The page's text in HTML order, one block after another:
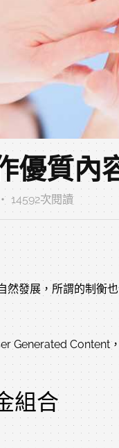
優質內
14592次閱讀
然發展，所謂的制衡
Generated Content
組合